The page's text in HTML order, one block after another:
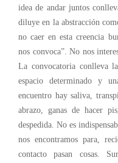
idea de andar juntos
diluye en la abstracción
no caer en esta creencia
nos convoca”. No nos
La convocatoria conlleva
espacio determinado y
encuentro hay saliva,
abrazo, ganas de hacer
despedida. No es
nos encontramos para,
contacto pasan cosas.